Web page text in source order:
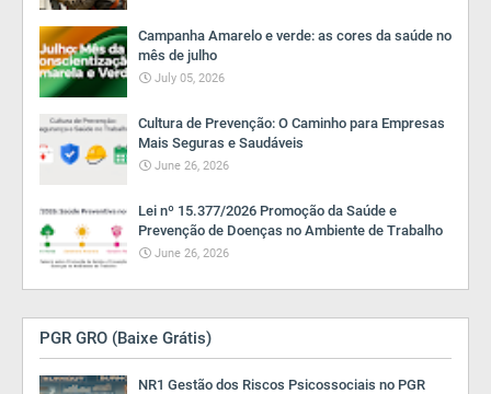
Campanha Amarelo e verde: as cores da saúde no
mês de julho
July 05, 2026
Cultura de Prevenção: O Caminho para Empresas
Mais Seguras e Saudáveis
June 26, 2026
Lei nº 15.377/2026 Promoção da Saúde e
Prevenção de Doenças no Ambiente de Trabalho
June 26, 2026
PGR GRO (Baixe Grátis)
NR1 Gestão dos Riscos Psicossociais no PGR